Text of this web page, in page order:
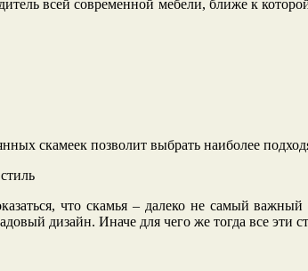
всей современной мебели, ближе к
скамеек позволит выбрать наиболее
что скамья – далеко не самый
дизайн. Иначе для чего же тогда все